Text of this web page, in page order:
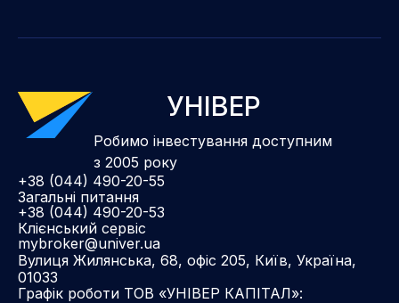
УНІВЕР
Робимо інвестування доступним
з 2005 року
+38 (044) 490-20-55
Загальні питання
+38 (044) 490-20-53
Клієнський сервіс
mybroker@univer.ua
Вулиця Жилянська, 68, офіс 205, Київ, Україна,
01033
Графік роботи ТОВ «УНІВЕР КАПІТАЛ»: